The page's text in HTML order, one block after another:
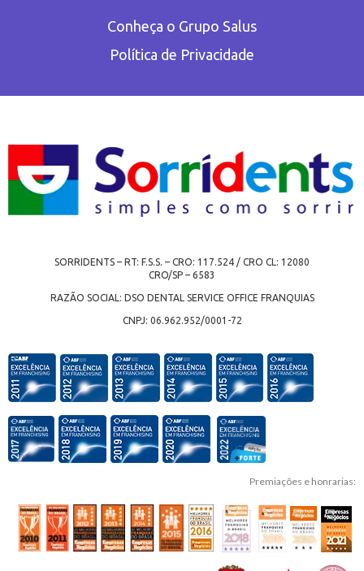
Conheça o Grupo Salus
Política de Privacidade
SORRIDENTS – RT: F.S.S. – CRO: 117.524 / CRO CL: 12080
CRO/SP – 6583
RAZÃO SOCIAL: DSO DENTAL SERVICE OFFICE FRANQUIAS
CNPJ: 06.962.952/0001-72
Premiações e honrarias: